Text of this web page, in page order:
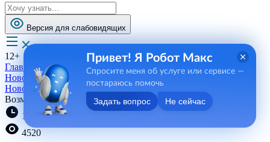
Версия для слабовидящих
12+
Главная
Новости, пресса, события
Новости
Возможность для культурного просвещения
10:39 08.05.2026
4520
Привет! Я Робот Макс
Спросите меня об услуге или сервисе —
постараюсь помочь
Задать вопрос Не сейчас